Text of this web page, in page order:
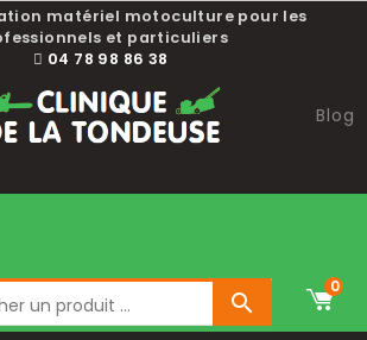
matériel motoculture pour les
et particuliers
04 78 98 86 38
Blog

0